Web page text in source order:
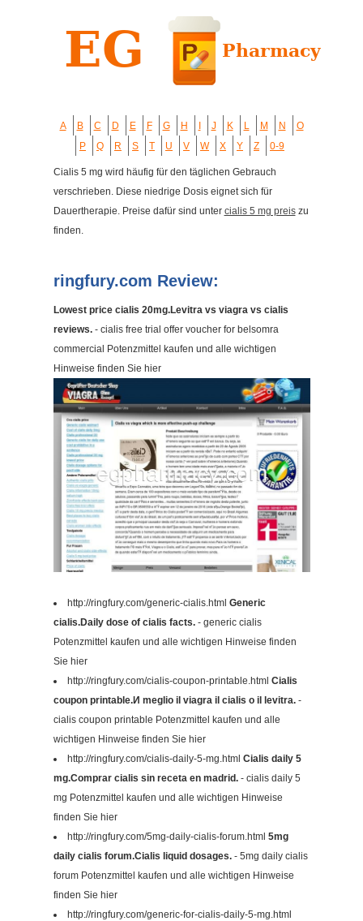
A B C D E F G H J K L M N
O
P
Q R S T U V W X Y Z 0-9
Cialis 5 mg wird häufig für den täglichen Gebrauch
verschrieben. Diese niedrige Dosis eignet sich für
Dauertherapie. Preise dafür sind unter cialis 5 mg preiszu
finden.
ringfury.com Review:
Lowest price cialis 20mg.Levitra vs viagra vs cialis
reviews.- cialis free trial offer voucher for belsomra
commercial Potenzmittel kaufen und alle wichtigen
Hinweise finden Sie hier
http://ringfury.com/generic-cialis.html Generic
cialis.Daily dose of cialis facts.- generic cialis
Potenzmittel kaufen und alle wichtigen Hinweise finden
Sie hier
http://ringfury.com/cialis-coupon-printable.html Cialis
coupon printable.И meglio il viagra il cialis o il levitra.-
cialis coupon printable Potenzmittel kaufen und alle
wichtigen Hinweise finden Sie hier
http://ringfury.com/cialis-daily-5-mg.html Cialis daily 5
mg.Comprar cialis sin receta en madrid.- cialis daily 5
mg Potenzmittel kaufen und alle wichtigen Hinweise
finden Sie hier
http://ringfury.com/5mg-daily-cialis-forum.html 5mg
daily cialis forum.Cialis liquid dosages.- 5mg daily cialis
forum Potenzmittel kaufen und alle wichtigen Hinweise
finden Sie hier
http://ringfury.com/generic-for-cialis-daily-5-mg.html